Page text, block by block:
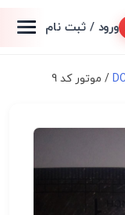
ورود / ثبت نام
/ موتور کد 9